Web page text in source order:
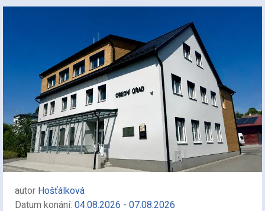
autor Hošťálková
Datum konání: 04.08.2026 - 07.08.2026